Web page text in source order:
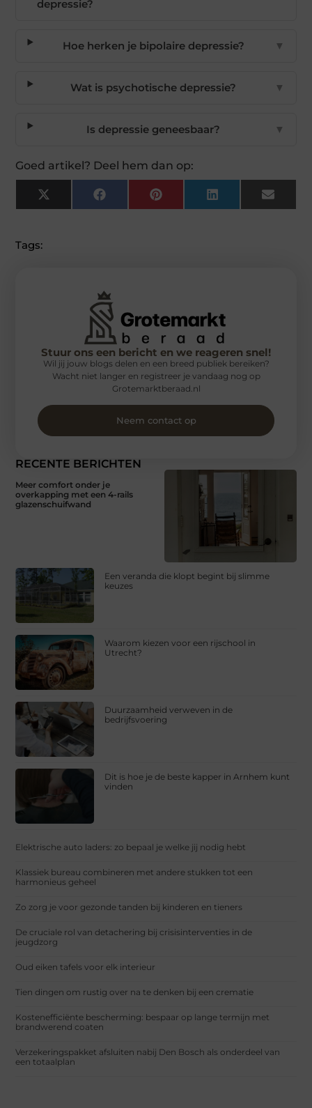
depressie?
Hoe herken je bipolaire depressie? ▼
Wat is psychotische depressie? ▼
Is depressie geneesbaar? ▼
Goed artikel? Deel hem dan op:
X
(Twitter)
FacebookPinterest LinkedIn Email
Tags:
RECENTE BERICHTEN
Meer comfort onder je
overkapping met een 4-rails
glazenschuifwand
Een veranda die klopt begint bij slimme
keuzes
Waarom kiezen voor een rijschool in
Utrecht?
Duurzaamheid verweven in de
bedrijfsvoering
Dit is hoe je de beste kapper in Arnhem kunt
vinden
Elektrische auto laders: zo bepaal je welke jij nodig hebt
Klassiek bureau combineren met andere stukken tot een
harmonieus geheel
Zo zorg je voor gezonde tanden bij kinderen en tieners
De cruciale rol van detachering bij crisisinterventies in de
jeugdzorg
Oud eiken tafels voor elk interieur
Tien dingen om rustig over na te denken bij een crematie
Kostenefficiënte bescherming: bespaar op lange termijn met
brandwerend coaten
Verzekeringspakket afsluiten nabij Den Bosch als onderdeel van
een totaalplan
Stuur ons een bericht en we reageren snel!
Wil jij jouw blogs delen en een breed publiek bereiken?
Wacht niet langer en registreer je vandaag nog op
Grotemarktberaad.nl
Neem contact op